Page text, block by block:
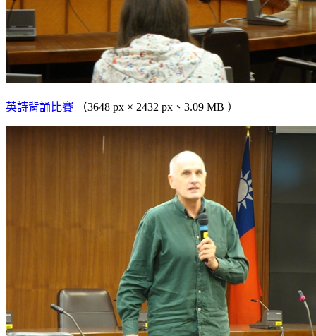
英詩背誦比賽 （3648 px × 2432 px、3.09 MB ）